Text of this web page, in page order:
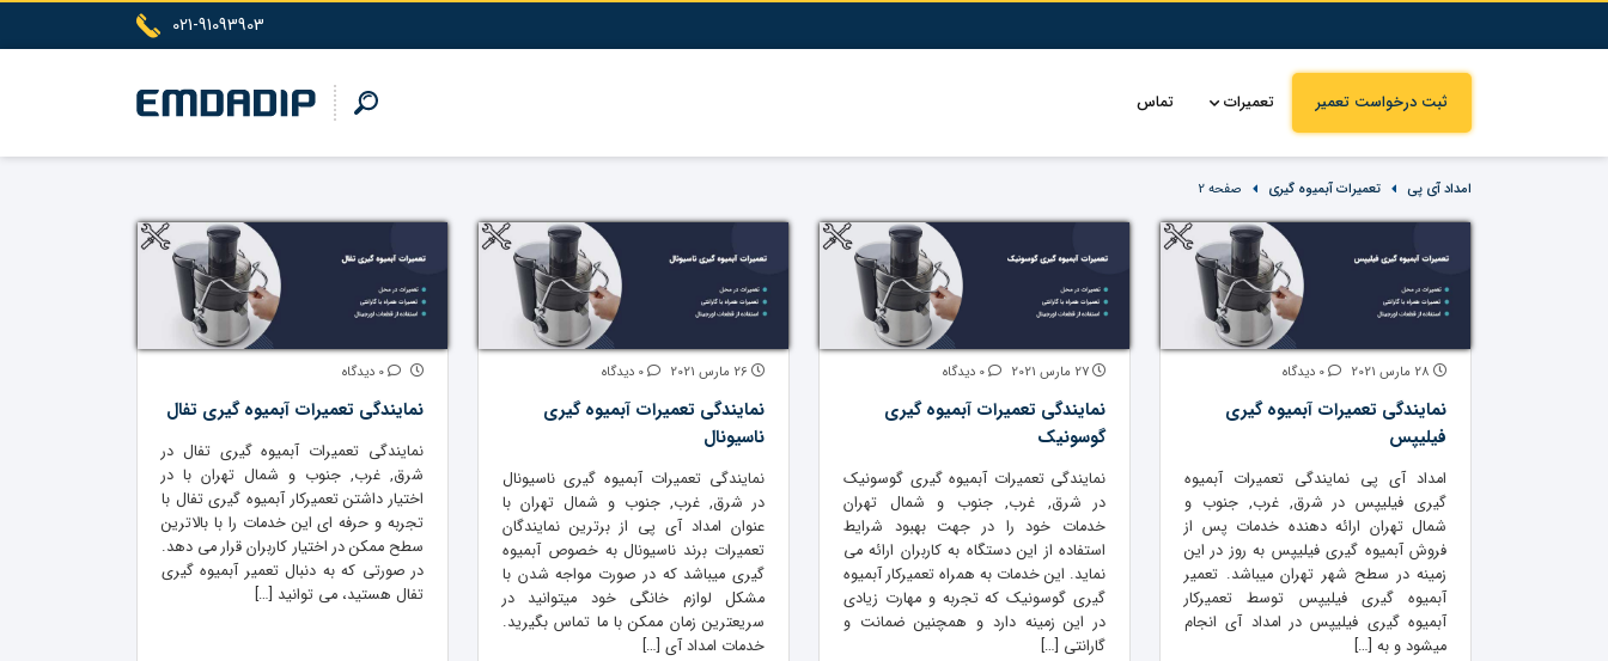
021-91093903
ثبت درخواست تعمیر تعمیرات تماس
امداد آی پی تعمیرات آبمیوه گیری صفحه 2
نمایندگی تعمیرات آبمیوه گیری
فیلیپس
امداد آی پی نمایندگی تعمیرات آبمیوه
گیری فیلیپس در شرق, غرب, جنوب و
شمال تهران ارائه دهنده خدمات پس از
فروش آبمیوه گیری فیلیپس به روز در این
زمینه در سطح شهر تهران میباشد. تعمیر
آبمیوه گیری فیلیپس توسط تعمیرکار
آبمیوه گیری فیلیپس در امداد آی انجام
میشود و به […]
نمایندگی تعمیرات آبمیوه گیری
گوسونیک
نمایندگی تعمیرات آبمیوه گیری گوسونیک
در شرق, غرب, جنوب و شمال تهران
خدمات خود را در جهت بهبود شرایط
استفاده از این دستگاه به کاربران ارائه می
نماید. این خدمات به همراه تعمیرکار آبمیوه
گیری گوسونیک که تجربه و مهارت زیادی
در این زمینه دارد و همچنین ضمانت و
گارانتی […]
نمایندگی تعمیرات آبمیوه گیری
ناسیونال
نمایندگی تعمیرات آبمیوه گیری ناسیونال
در شرق, غرب, جنوب و شمال تهران با
عنوان امداد آی پی از برترین نمایندگان
تعمیرات برند ناسیونال به خصوص آبمیوه
گیری میباشد که در صورت مواجه شدن با
مشکل لوازم خانگی خود میتوانید در
سریعترین زمان ممکن با ما تماس بگیرید.
خدمات امداد آی […]
نمایندگی تعمیرات آبمیوه گیری تفال
نمایندگی تعمیرات آبمیوه گیری تفال در
شرق, غرب, جنوب و شمال تهران با در
اختیار داشتن تعمیرکار آبمیوه گیری تفال با
تجربه و حرفه ای این خدمات را با بالاترین
سطح ممکن در اختیار کاربران قرار می دهد.
در صورتی که به دنبال تعمیر آبمیوه گیری
تفال هستید، می توانید […]